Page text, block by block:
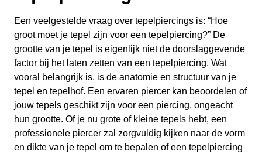
Een veelgestelde vraag over tepelpiercings is: “Hoe
groot moet je tepel zijn voor een tepelpiercing?” De
grootte van je tepel is eigenlijk niet de doorslaggevende
factor bij het laten zetten van een tepelpiercing. Wat
vooral belangrijk is, is de anatomie en structuur van je
tepel en tepelhof. Een ervaren piercer kan beoordelen of
jouw tepels geschikt zijn voor een piercing, ongeacht
hun grootte. Of je nu grote of kleine tepels hebt, een
professionele piercer zal zorgvuldig kijken naar de vorm
en dikte van je tepel om te bepalen of een tepelpiercing